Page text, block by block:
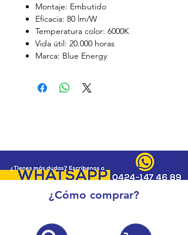
Montaje: Embutido
Eficacia: 80 lm/W
Temperatura color: 6000K
Vida útil: 20.000 horas
Marca: Blue Energy
¿Cómo comprar?